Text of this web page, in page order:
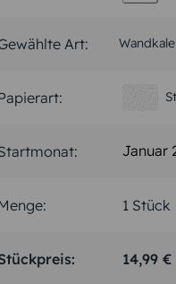
Art:
Januar
14,99 €